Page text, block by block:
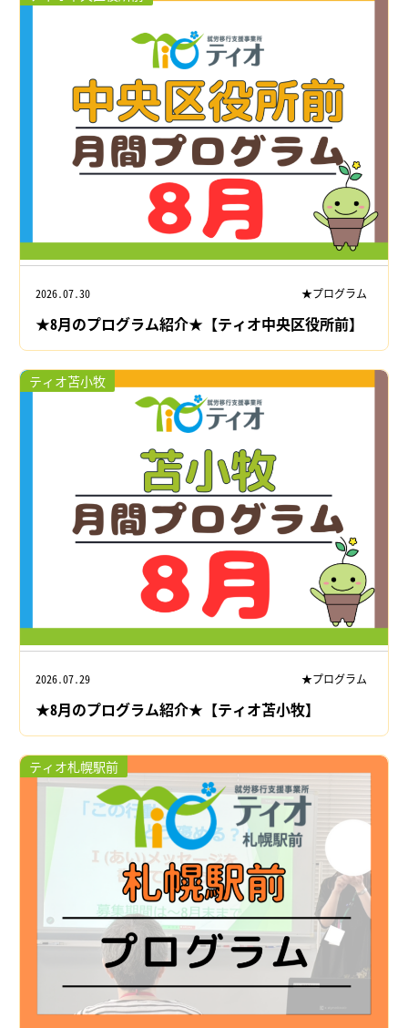
2026.07.30 ★プログラム
★8月のプログラム紹介★【ティオ中央区役所前】
ティオ苫小牧
2026.07.29 ★プログラム
★8月のプログラム紹介★【ティオ苫小牧】
ティオ札幌駅前